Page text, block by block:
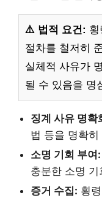
⚠️ 법적 요건:
절차를 철저히
실체적 사유가
될 수 있음을 명
징계 사유 명확
법 등을 명확
소명 기회 부여:
충분한 소명
증거 수집: 횡